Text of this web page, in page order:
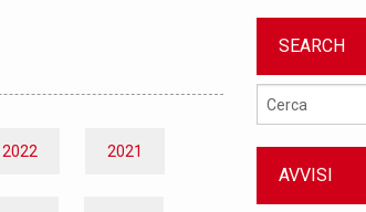
2022 2021
SEARCH
AVVISI